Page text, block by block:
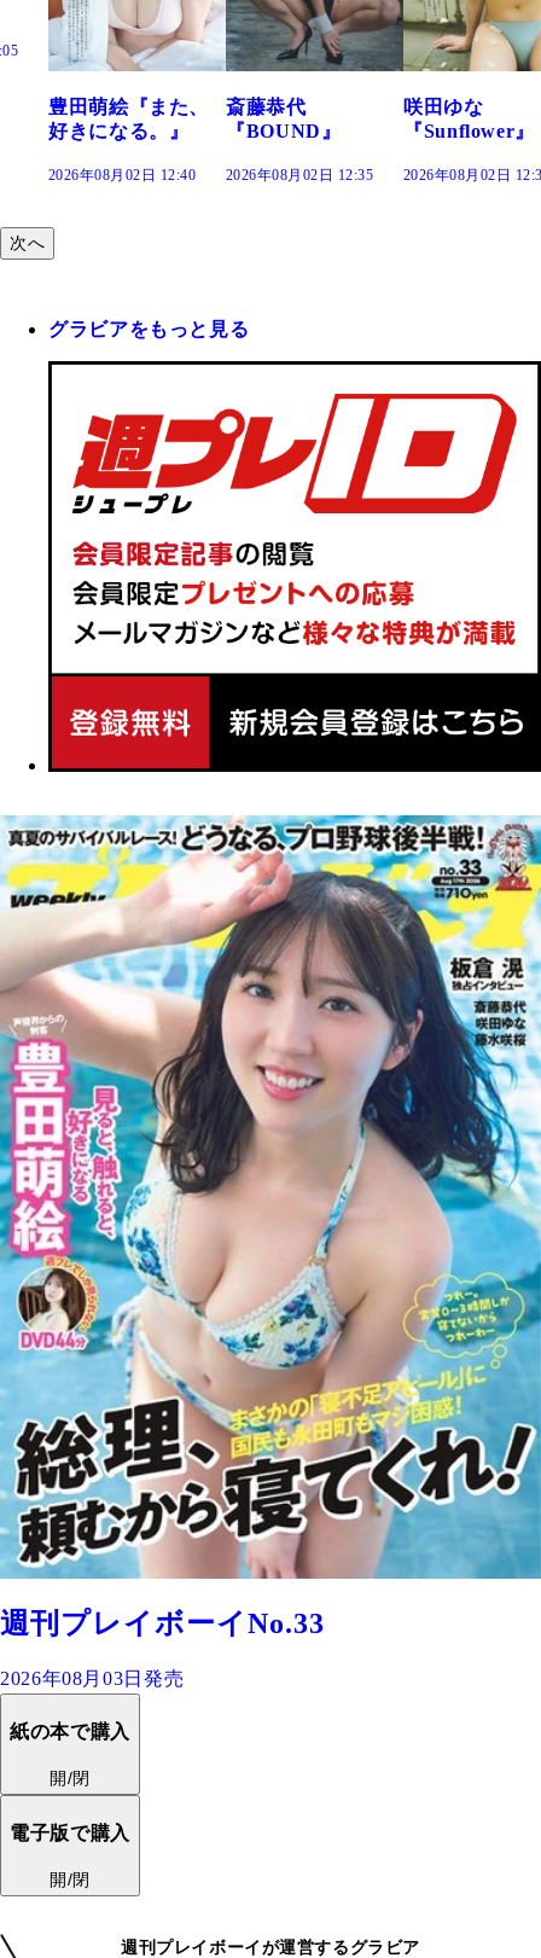
斎藤恭代
『BOUND』
2026年08月02日 12:35
咲田ゆな
『Sunflower』
2026年08月02日 12:30
藤水咲桜『花
だまり』
2026年08月02日
次へ
グラビアをもっと見る
週刊プレイボーイNo.33
2026年08月03日発売
紙の本で購入
開/閉
電子版で購入
開/閉
週刊プレイボーイが運営するグラビア